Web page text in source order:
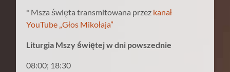
* Msza święta transmitowana przez kanał
YouTube „Głos Mikołaja”
Liturgia Mszy świętej w dni powszednie
08:00; 18:30